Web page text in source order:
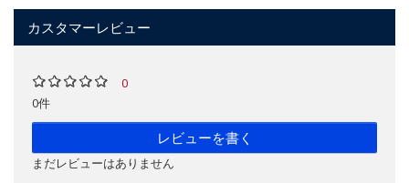
カスタマーレビュー
0
0件
レビューを書く
まだレビューはありません